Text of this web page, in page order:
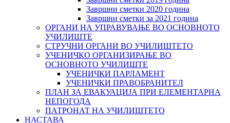
Завршни сметки 2020 година
Завршни сметки за 2021 година
ОРГАНИ НА УПРАВУВАЊЕ ВО ОСНОВНОТО
УЧИЛИШТЕ
СТРУЧНИ ОРГАНИ ВО УЧИЛИШТЕТО
УЧЕНИЧКО ОРГАНИЗИРАЊЕ ВО
ОСНОВНОТО УЧИЛИШТЕ
УЧЕНИЧКИ ПАРЛАМЕНТ
УЧЕНИЧКИ ПРАВОБРАНИТЕЛ
ПЛАН ЗА ЕВАКУАЦИЈА ПРИ ЕЛЕМЕНТАРНА
НЕПОГОДА
ПАТРОНАТ НА УЧИЛИШТЕТО
НАСТАВА